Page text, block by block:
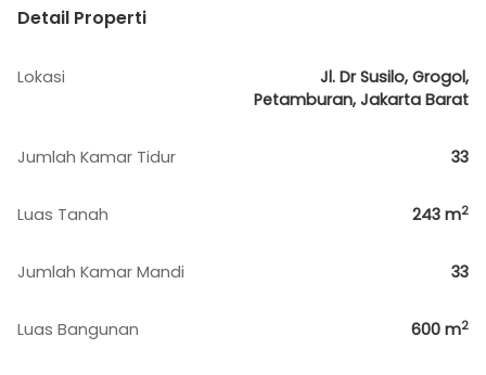
Detail Properti
Lokasi
Jl. Dr Susilo, Grogol,
Petamburan, Jakarta Barat
Jumlah Kamar Tidur 33
Luas Tanah 243 m2
Jumlah Kamar Mandi 33
Luas Bangunan 600 m2